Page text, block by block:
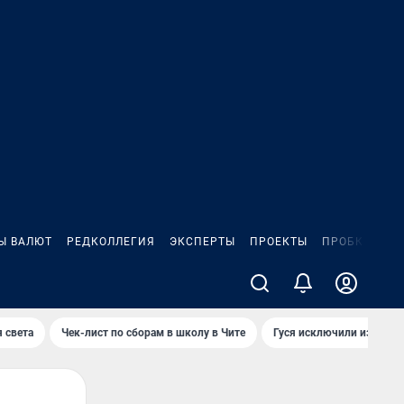
ВАЛЮТ РЕДКОЛЛЕГИЯ ЭКСПЕРТЫ ПРОЕКТЫ ПРОБКИ
света Чек-лист по сборам в школу в Чите Гуся исключили из